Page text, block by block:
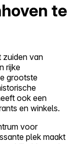
te
zuiden van
rijke
grootste
ook een
en winkels.
voor
plek maakt